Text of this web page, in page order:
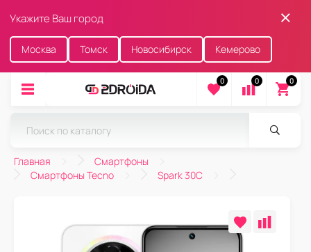
Укажите Ваш город
Москва Томск Новосибирск Кемерово
0 0 0
Главная
Смартфоны
Смартфоны Tecno
Spark 30C